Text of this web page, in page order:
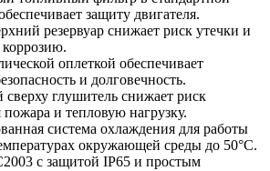
защиту двигателя.
резервуар снижает риск утечки и
оплеткой обеспечивает
и долговечность.
глушитель снижает риск
и тепловую нагрузку.
система охлаждения для работы
окружающей среды до 50°C.
с защитой IP65 и простым